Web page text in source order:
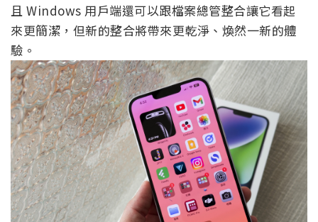
且 Windows 用戶端還可以跟檔案總管整合讓它看起
來更簡潔，但新的整合將帶來更乾淨、煥然一新的體
驗。